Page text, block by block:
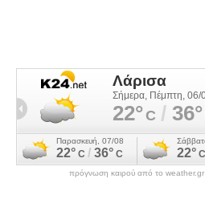
πρόγνωση καιρού από το weather.gr